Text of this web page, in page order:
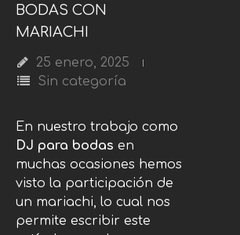
BODAS CON
MARIACHI
25 enero, 2025
Sin categoría
En nuestro trabajo como
DJ para bodas en
muchas ocasiones hemos
visto la participación de
un mariachi, lo cual nos
permite escribir este